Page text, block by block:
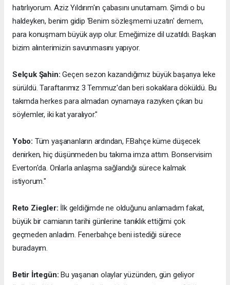
hatırlıyorum. Aziz Yıldırım'ın çabasını unutamam. Şimdi o bu
haldeyken, benim gidip 'Benim sözleşmemi uzatın' demem,
para konuşmam büyük ayıp olur. Emeğimize dil uzatıldı. Başkan
bizim alınterimizin savunmasını yapıyor.
Selçuk Şahin: Geçen sezon kazandığımız büyük başarıya leke
sürüldü. Taraftarımız 3 Temmuz'dan beri sokaklara döküldü. Bu
takımda herkes para almadan oynamaya razıyken çıkan bu
söylemler, iki kat yaralıyor."
Yobo: Tüm yaşananların ardından, F.Bahçe küme düşecek
denirken, hiç düşünmeden bu takıma imza attım. Bonservisim
Everton'da. Onlarla anlaşma sağlandığı sürece kalmak
istiyorum."
Reto Ziegler: İlk geldiğimde ne olduğunu anlamadım fakat,
büyük bir camianın tarihi günlerine tanıklık ettiğimi çok
geçmeden anladım. Fenerbahçe beni istediği sürece
buradayım.
Betir İrtegün: Bu yaşanan olaylar yüzünden, gün geliyor